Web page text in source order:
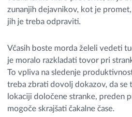
zunanjih dejavnikov, kot je
jih je treba odpraviti.
Včasih boste morda želeli vedeti
je moralo razkladati tovor pri
To vpliva na sledenje
treba zbrati dovolj dokazov, da se
lokaciji določene stranke, preden
mogoče skrajšati čakalne čase.